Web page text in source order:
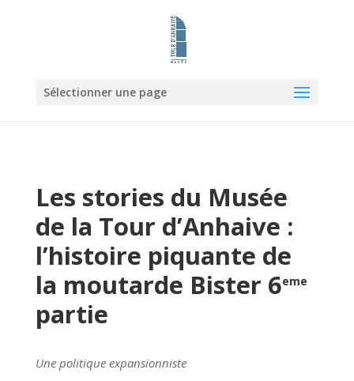
Sélectionner une page
Les stories du Musée
de la Tour d’Anhaive :
l’histoire piquante de
la moutarde Bister 6eme
partie
Une politique expansionniste